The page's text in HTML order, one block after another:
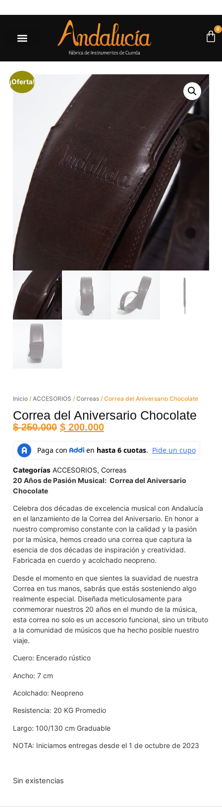
0
¡Oferta!
Inicio / ACCESORIOS / Correas / Correa del Aniversario Chocolate
Correa del Aniversario Chocolate
$250.000 $ 200.000
Categorías ACCESORIOS, Correas
20 Años de Pasión Musical: Correa del Aniversario
Chocolate
Celebra dos décadas de excelencia musical con Andalucía
en el lanzamiento de la Correa del Aniversario. En honor a
nuestro compromiso constante con la calidad y la pasión
por la música, hemos creado una correa que captura la
esencia de dos décadas de inspiración y creatividad.
Fabricada en cuerdo y acolchado neopreno.
Desde el momento en que sientes la suavidad de nuestra
Correa en tus manos, sabrás que estás sosteniendo algo
realmente especial. Diseñada meticulosamente para
conmemorar nuestros 20 años en el mundo de la música,
esta correa no solo es un accesorio funcional, sino un tributo
a la comunidad de músicos que ha hecho posible nuestro
viaje.
Cuero: Encerado rústico
Ancho: 7 cm
Acolchado: Neopreno
Resistencia: 20 KG Promedio
Largo: 100/130 cm Graduable
NOTA: Iniciamos entregas desde el 1 de octubre de 2023
Sin existencias